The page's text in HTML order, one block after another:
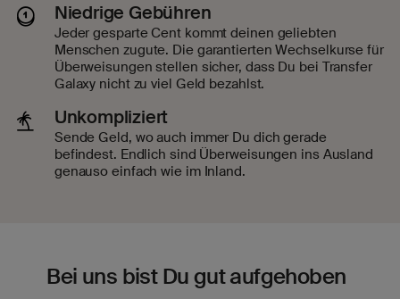
Niedrige Gebühren
Jeder gesparte Cent kommt deinen geliebten
Menschen zugute. Die garantierten Wechselkurse für
Überweisungen stellen sicher, dass Du bei Transfer
Galaxy nicht zu viel Geld bezahlst.
Unkompliziert
Sende Geld, wo auch immer Du dich gerade
befindest. Endlich sind Überweisungen ins Ausland
genauso einfach wie im Inland.
Bei uns bist Du gut aufgehoben